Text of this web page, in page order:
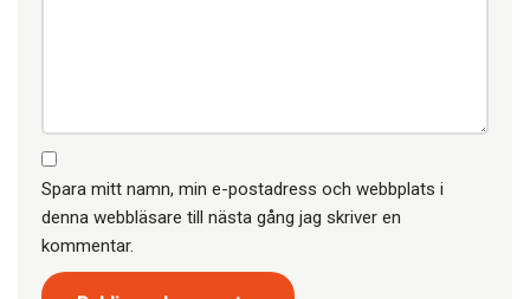
Spara mitt namn, min e-postadress och webbplats i
denna webbläsare till nästa gång jag skriver en
kommentar.